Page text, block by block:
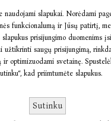
naudojami slapukai. Norėdami
funkcionalumą ir Jūsų patirtį,
slapukus prisijungimo duomenims
užtikrinti saugų prisijungimą,
ir optimizuodami svetainę.
kad priimtumėte slapukus.
Sutinku